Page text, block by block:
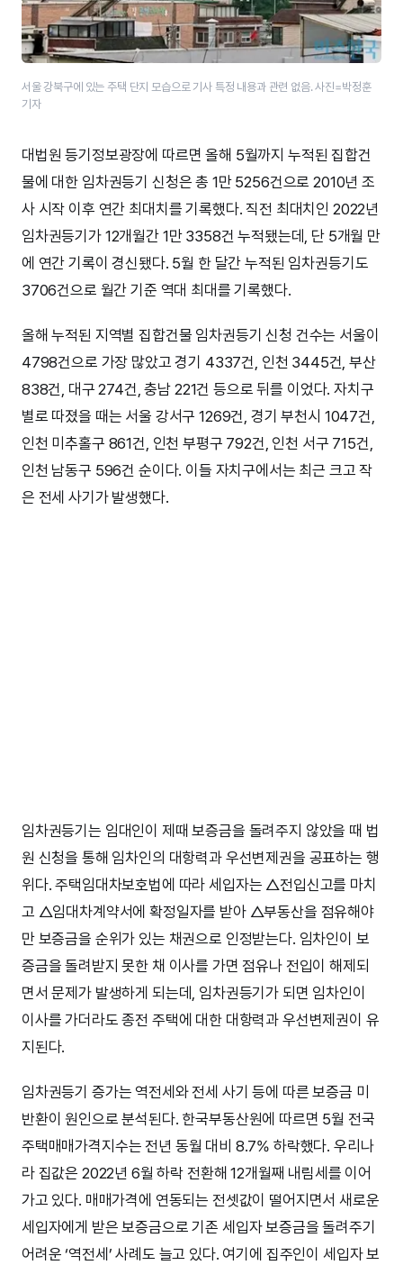
서울 강북구에 있는 주택 단지 모습으로 기사 특정 내용과 관련 없음. 사진=박정훈
기자
대법원 등기정보광장에 따르면 올해 5월까지 누적된 집합건
물에 대한 임차권등기 신청은 총 1만 5256건으로 2010년 조
사 시작 이후 연간 최대치를 기록했다. 직전 최대치인 2022년
임차권등기가 12개월간 1만 3358건 누적됐는데, 단 5개월 만
에 연간 기록이 경신됐다. 5월 한 달간 누적된 임차권등기도
3706건으로 월간 기준 역대 최대를 기록했다.
올해 누적된 지역별 집합건물 임차권등기 신청 건수는 서울이
4798건으로 가장 많았고 경기 4337건, 인천 3445건, 부산
838건, 대구 274건, 충남 221건 등으로 뒤를 이었다. 자치구
별로 따졌을 때는 서울 강서구 1269건, 경기 부천시 1047건,
인천 미추홀구 861건, 인천 부평구 792건, 인천 서구 715건,
인천 남동구 596건 순이다. 이들 자치구에서는 최근 크고 작
은 전세 사기가 발생했다.
임차권등기는 임대인이 제때 보증금을 돌려주지 않았을 때 법
원 신청을 통해 임차인의 대항력과 우선변제권을 공표하는 행
위다. 주택임대차보호법에 따라 세입자는 △전입신고를 마치
고 △임대차계약서에 확정일자를 받아 △부동산을 점유해야
만 보증금을 순위가 있는 채권으로 인정받는다. 임차인이 보
증금을 돌려받지 못한 채 이사를 가면 점유나 전입이 해제되
면서 문제가 발생하게 되는데, 임차권등기가 되면 임차인이
이사를 가더라도 종전 주택에 대한 대항력과 우선변제권이 유
지된다.
임차권등기 증가는 역전세와 전세 사기 등에 따른 보증금 미
반환이 원인으로 분석된다. 한국부동산원에 따르면 5월 전국
주택매매가격지수는 전년 동월 대비 8.7% 하락했다. 우리나
라 집값은 2022년 6월 하락 전환해 12개월째 내림세를 이어
가고 있다. 매매가격에 연동되는 전셋값이 떨어지면서 새로운
세입자에게 받은 보증금으로 기존 세입자 보증금을 돌려주기
어려운 ‘역전세’ 사례도 늘고 있다. 여기에 집주인이 세입자 보